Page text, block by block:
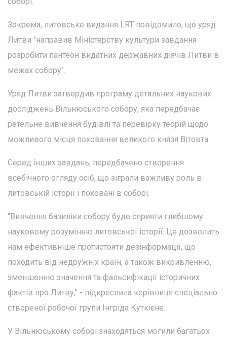
Зокрема, литовське видання LRT повідомило, що уряд
Литви "направив Міністерству культури завдання
розробити пантеон видатних державних діячів Литви в
межах собору".
Уряд Литви затвердив програму детальних наукових
досліджень Вільнюського собору, яка передбачає
ретельне вивчення будівлі та перевірку теорій щодо
можливого місця поховання великого князя Вітовта.
Серед інших завдань, передбачено створення
всебічного огляду осіб, що зіграли важливу роль в
литовській історії і поховані в соборі.
"Вивчення базиліки собору буде сприяти глибшому
науковому розумінню литовської історії. Це дозволить
нам ефективніше протистояти дезінформації, що
походить від недружніх країн, а також викривленню,
зменшенню значення та фальсифікації історичних
фактів про Литву," - підкреслила керівниця спеціально
створеної робочої групи Інгріда Куткієне.
У Вільнюському соборі знаходяться могили багатьох